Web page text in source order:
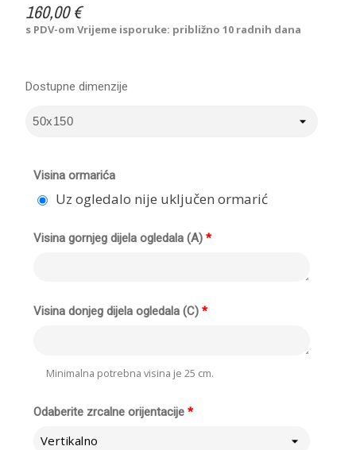
160,00 €
s PDV-omVrijeme isporuke: približno 10 radnih dana
Visina ormarića
Uz ogledalo nije uključen ormarić
*
Visina gornjeg dijela ogledala (A)
*
Visina donjeg dijela ogledala (C)
Minimalna potrebna visina je 25 cm.
*
Odaberite zrcalne orijentacije
Vertikalno
Dostupne dimenzije